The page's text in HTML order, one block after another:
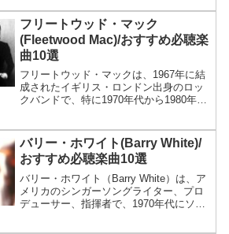
要素を巧みに組み合わせ、美しいハーモ
ニーや洗練...
フリートウッド・マック
(Fleetwood Mac)/おすすめ必聴楽
曲10選
フリートウッド・マックは、1967年に結
成されたイギリス・ロンドン出身のロッ
クバンドで、特に1970年代から1980年代
ー・バッキンガムが加入したことで商業
的成功を収め、...
バリー・ホワイト(Barry White)/
おすすめ必聴楽曲10選
バリー・ホワイト（Barry White）は、ア
メリカのシンガーソングライター、プロ
デューサー、指揮者で、1970年代にソウ